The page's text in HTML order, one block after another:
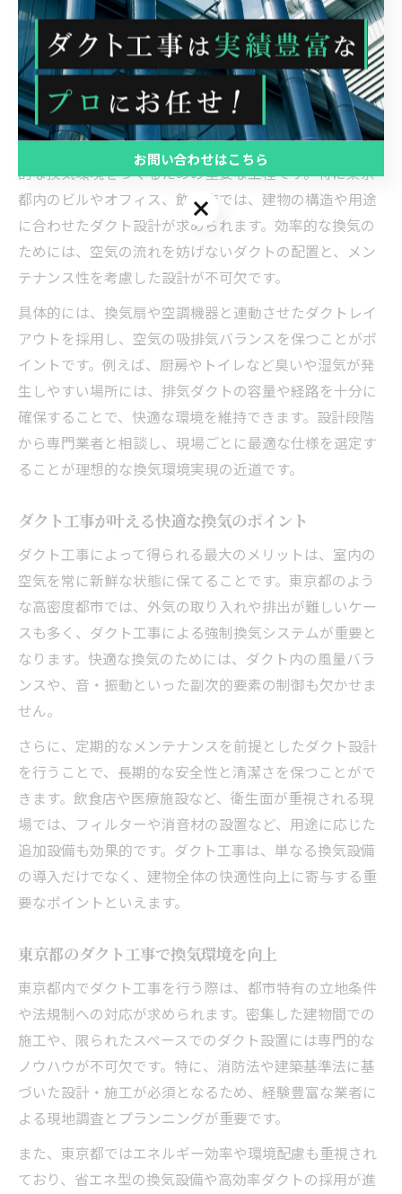
理想の換気環境を叶えるダクト工
事とは
ダクト工事で理想の換気環境を実現する方法
ダクト工事は、建物内の空気を効率的に循環させ、理想
的な換気環境をつくるための重要な工程です。特に東京
都内のビルやオフィス、飲食店では、建物の構造や用途
に合わせたダクト設計が求められます。効率的な換気の
ためには、空気の流れを妨げないダクトの配置と、メン
テナンス性を考慮した設計が不可欠です。
具体的には、換気扇や空調機器と連動させたダクトレイ
アウトを採用し、空気の吸排気バランスを保つことがポ
イントです。例えば、厨房やトイレなど臭いや湿気が発
生しやすい場所には、排気ダクトの容量や経路を十分に
確保することで、快適な環境を維持できます。設計段階
から専門業者と相談し、現場ごとに最適な仕様を選定す
ることが理想的な換気環境実現の近道です。
ダクト工事が叶える快適な換気のポイント
ダクト工事によって得られる最大のメリットは、室内の
空気を常に新鮮な状態に保てることです。東京都のよう
な高密度都市では、外気の取り入れや排出が難しいケー
スも多く、ダクト工事による強制換気システムが重要と
なります。快適な換気のためには、ダクト内の風量バラ
ンスや、音・振動といった副次的要素の制御も欠かせま
せん。
さらに、定期的なメンテナンスを前提としたダクト設計
を行うことで、長期的な安全性と清潔さを保つことがで
きます。飲食店や医療施設など、衛生面が重視される現
場では、フィルターや消音材の設置など、用途に応じた
追加設備も効果的です。ダクト工事は、単なる換気設備
の導入だけでなく、建物全体の快適性向上に寄与する重
要なポイントといえます。
東京都のダクト工事で換気環境を向上
東京都内でダクト工事を行う際は、都市特有の立地条件
や法規制への対応が求められます。密集した建物間での
施工や、限られたスペースでのダクト設置には専門的な
ノウハウが不可欠です。特に、消防法や建築基準法に基
づいた設計・施工が必須となるため、経験豊富な業者に
よる現地調査とプランニングが重要です。
また、東京都ではエネルギー効率や環境配慮も重視され
ており、省エネ型の換気設備や高効率ダクトの採用が進
お問い合わせはこちら
お問い合わせはこちら